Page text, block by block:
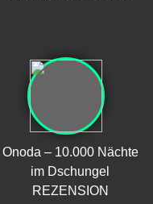
Onoda – 10.000 Nächte
im Dschungel
REZENSION